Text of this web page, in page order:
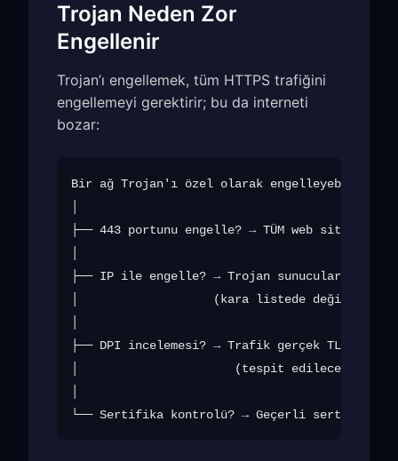
Trojan Neden Zor
Engellenir
Trojan’ı engellemek, tüm HTTPS trafiğini
engellemeyi gerektirir; bu da interneti
bozar:
Bir ağ Trojan'ı özel olarak engelleyebilir
├── 443 portunu engelle? → TÜM web
├── IP ile engelle? → Trojan sunucularının
│                   (kara listede değildir)
├── DPI incelemesi? → Trafik gerçek TLS'tir
│                      (tespit edilecek VPN